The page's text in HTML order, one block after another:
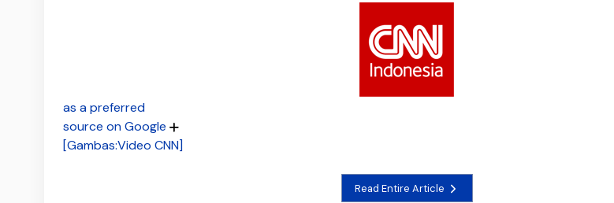
as a preferred
source on Google
[Gambas:Video CNN]
Read Entire Article